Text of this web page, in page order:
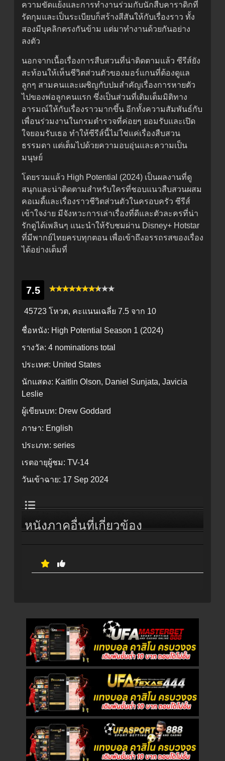
ความขัดแย้งและการทำงานร่วมกับนักสืบคาราดิกที่
รัดกุมและเป็นระเบียบก็สร้างสีสันให้กับเรื่องราว ทั้ง
สองมีบุคลิกตรงกันข้าม แต่มาทำงานด้วยกันอย่าง
ลงตัว
นอกจากเนื้อเรื่องการสืบสวนที่น่าติดตามแล้ว ซีรีส์ยัง
สะท้อนให้เห็นชีวิตส่วนตัวของมอร์แกนที่ต้องดูแล
ลูกๆ สามคนและเผชิญกับปมสำคัญเรื่องการหายตัว
ไปของพ่อลูกคนแรก ซึ่งเป็นส่วนที่เติมเต็มมิติทาง
อารมณ์ให้กับเรื่องราวมากขึ้น อีกทั้งความสัมพันธ์กับ
เพื่อนร่วมงานในกรมตำรวจที่ค่อยๆ ยอมรับและเปิด
ใจยอมรับเธอ ทำให้ซีรีส์นี้ไม่ใช่แค่เรื่องสืบสวน
ธรรมดา แต่เต็มไปด้วยความอบอุ่นและความเป็น
มนุษย์
โดยรวมแล้ว High Potential (2024) เป็นผลงานที่ดู
สนุกและน่าติดตามสำหรับใครที่ชอบแนวสืบสวนผสม
คอเมดี้และเรื่องราวชีวิตส่วนตัวในครอบครัว ซีรีส์
เข้าใจง่าย มีจังหวะการเล่าเรื่องที่ดีและตัวละครที่น่า
รักดูได้เพลินๆ แนะนำให้รับชมผ่าน Disney+ Hotstar
ที่มีพากย์ไทยครบทุกตอน เพื่อเข้าถึงอรรถรสของเรื่อง
ได้อย่างเต็มที่
7.5
45723 โหวต, คะแนนเฉลี่ย 7.5 จาก 10
ชื่อหนัง: High Potential Season 1 (2024)
รางวัล: 4 nominations total
ประเทศ: United States
นักแสดง: Kaitlin Olson, Daniel Sunjata, Javicia
Leslie
ผู้เขียนบท: Drew Goddard
ภาษา: English
ประเภท: series
เรตอายุผู้ชม: TV-14
วันเข้าฉาย: 17 Sep 2024
หนังภาคอื่นที่เกี่ยวข้อง